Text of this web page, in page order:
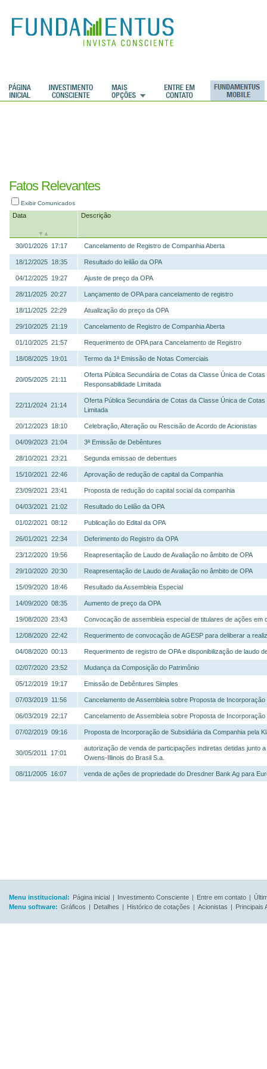
Fatos Relevantes
Exibir Comunicados
Data Descrição
30/01/2026 17:17 Cancelamento de Registro de Companhia Aberta
18/12/2025 18:35 Resultado do leilão da OPA
04/12/2025 19:27 Ajuste de preço da OPA
28/11/2025 20:27 Lançamento de OPA para cancelamento de registro
18/11/2025 22:29 Atualização do preço da OPA
29/10/2025 21:19 Cancelamento de Registro de Companhia Aberta
01/10/2025 21:57 Requerimento de OPA para Cancelamento de Registro
18/08/2025 19:01 Termo da 1ª Emissão de Notas Comerciais
20/05/2025 21:11
Oferta Pública Secundária de Cotas da Classe Única de
Responsabilidade Limitada
22/11/2024 21:14
Oferta Pública Secundária de Cotas da Classe Única de
Limitada
20/12/2023 18:10 Celebração, Alteração ou Rescisão de Acordo de Acionistas
04/09/2023 21:04 3ª Emissão de Debêntures
28/10/2021 23:21 Segunda emissao de debentues
15/10/2021 22:46 Aprovação de redução de capital da Companhia
23/09/2021 23:41 Proposta de redução do capital social da companhia
04/03/2021 21:02 Resultado do Leilão da OPA
01/02/2021 08:12 Publicação do Edital da OPA
26/01/2021 22:34 Deferimento do Registro da OPA
23/12/2020 19:56 Reapresentação de Laudo de Avaliação no âmbito de OPA
29/10/2020 20:30 Reapresentação de Laudo de Avaliação no âmbito de OPA
15/09/2020 18:46 Resultado da Assembleia Especial
14/09/2020 08:35 Aumento de preço da OPA
19/08/2020 23:43 Convocação de assembleia especial de titulares de ações em
12/08/2020 22:42 Requerimento de convocação de AGESP para deliberar a
04/08/2020 00:13 Requerimento de registro de OPA e disponibilização de laudo
02/07/2020 23:52 Mudança da Composição do Patrimônio
05/12/2019 19:17 Emissão de Debêntures Simples
07/03/2019 11:56 Cancelamento de Assembleia sobre Proposta de
06/03/2019 22:17 Cancelamento de Assembleia sobre Proposta de
07/02/2019 09:16 Proposta de Incorporação de Subsidiária da Companhia pela
30/05/2011 17:01
autorização de venda de participações indiretas detidas junto
Owens-Illinois do Brasil S.a.
08/11/2005 16:07 venda de ações de propriedade do Dresdner Bank Ag para
Menu institucional: Página inicial | Investimento Consciente | Entre em contato |
Menu software: Gráficos | Detalhes | Histórico de cotações | Acionistas | Principais